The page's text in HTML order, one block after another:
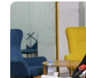
категорий: